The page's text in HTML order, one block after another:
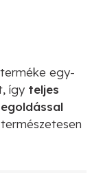
egy-
így teljes
természetesen